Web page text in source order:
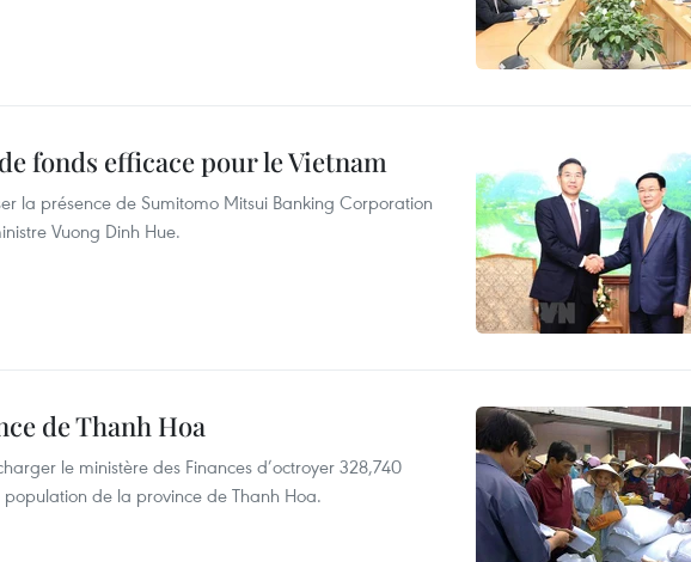
fonds efficace pour le Vietnam
la présence de Sumitomo Mitsui Banking Corporation
Vuong Dinh Hue.
de Thanh Hoa
le ministère des Finances d’octroyer 328,740
de la province de Thanh Hoa.